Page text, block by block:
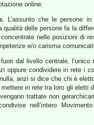
online.
L’assunto che le persone
qualità delle persone fa la
nelle posizioni di
e/o carisma
dal livello centrale,
oppure condividere in rete i
anzi si dice che chi è
in rete tra loro gli
trattate non
nell’intero